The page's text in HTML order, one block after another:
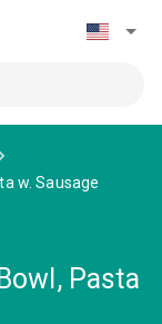
w. Sausage
Pasta